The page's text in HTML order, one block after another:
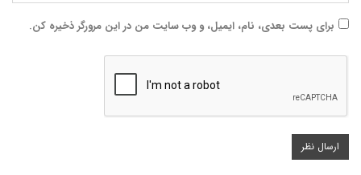
برای پست بعدی، نام، ایمیل، و وب سایت من در این مرورگر ذخیره کن.